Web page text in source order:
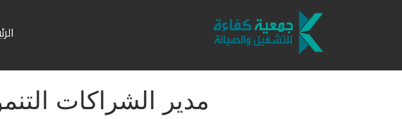
مدير الشراكات